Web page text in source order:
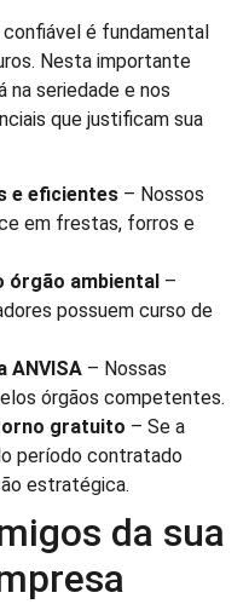
é fundamental
Nesta importante
na seriedade e nos
que justificam sua
e eficientes – Nossos
em frestas, forros e
ambiental –
possuem curso de
ANVISA – Nossas
órgãos competentes.
gratuito – Se a
período contratado
estratégica.
da sua